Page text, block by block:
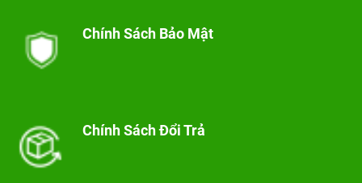
Chính Sách Bảo Mật
Chính Sách Đổi Trả